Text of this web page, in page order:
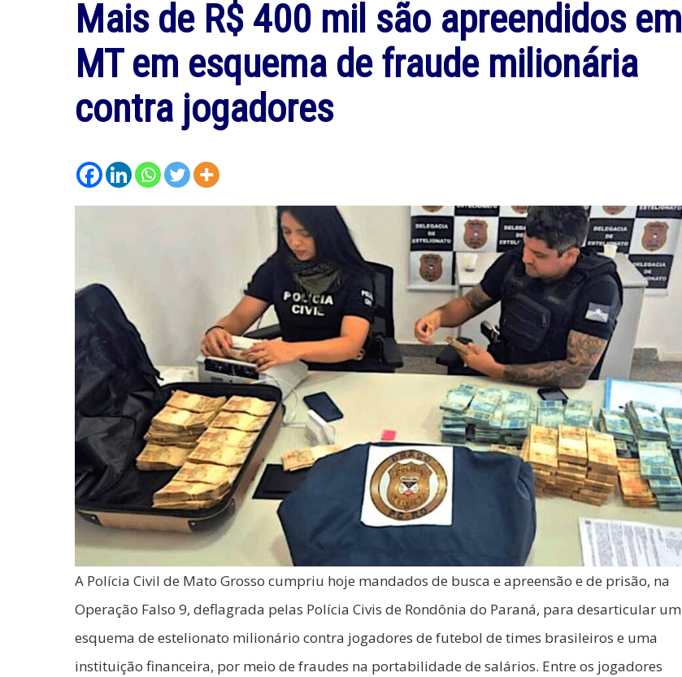
Mais de R$ 400 mil são apreendidos em
MT em esquema de fraude milionária
contra jogadores
A Polícia Civil de Mato Grosso cumpriu hoje mandados de busca e apreensão e de prisão, na
Operação Falso 9, deflagrada pelas Polícia Civis de Rondônia do Paraná, para desarticular um
esquema de estelionato milionário contra jogadores de futebol de times brasileiros e uma
instituição financeira, por meio de fraudes na portabilidade de salários. Entre os jogadores